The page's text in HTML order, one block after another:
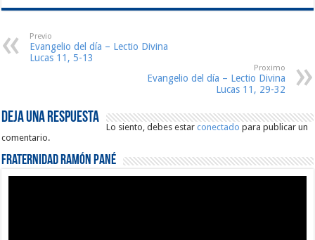
Previo
Evangelio del día – Lectio Divina
Lucas 11, 5-13
Proximo
Evangelio del día – Lectio Divina
Lucas 11, 29-32
Deja una respuesta
Lo siento, debes estarconectado para publicar un
comentario.
Fraternidad Ramón Pané